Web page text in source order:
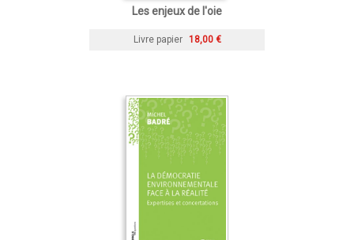
Les enjeux de l'oie
Livre papier 18,00 €